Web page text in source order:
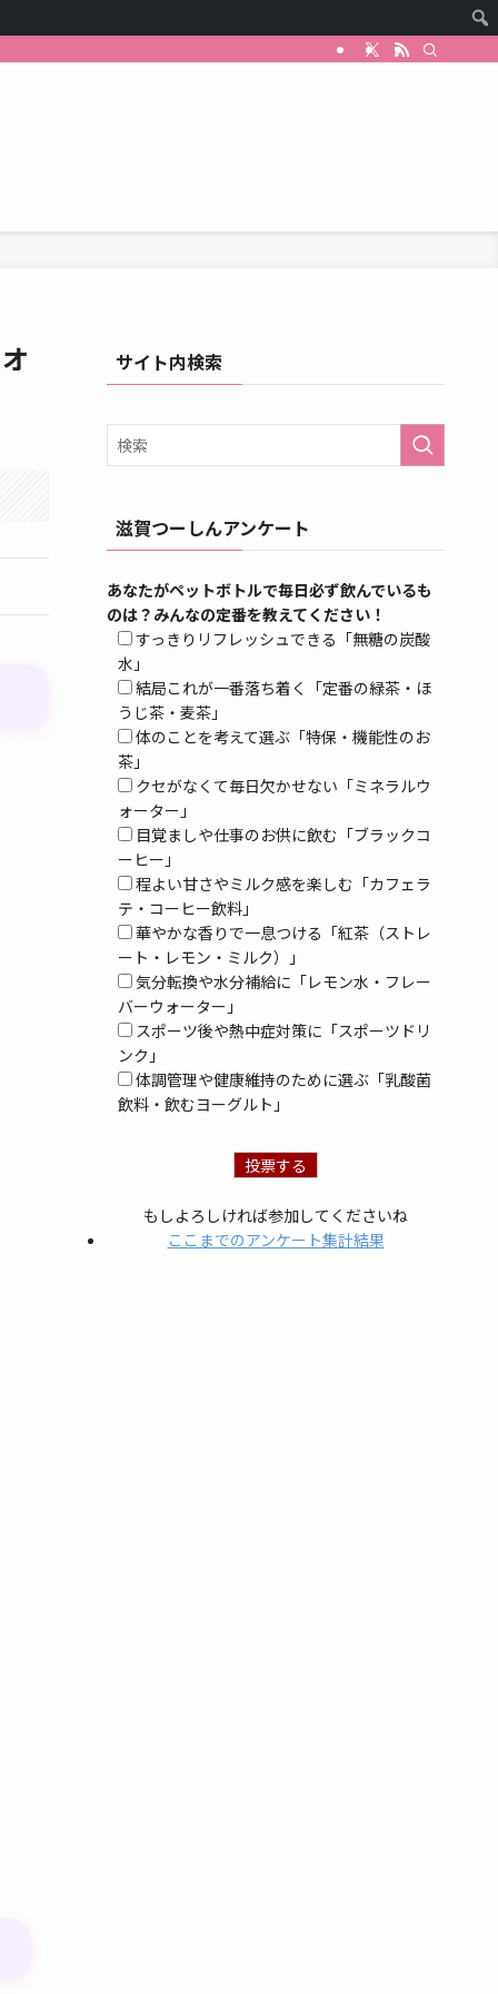
サイト内検索
滋賀つーしんアンケート
あなたがペットボトルで毎日必ず飲んでいるも
のは？みんなの定番を教えてください！
すっきりリフレッシュできる「無糖の炭酸
水」
結局これが一番落ち着く「定番の緑茶・ほ
うじ茶・麦茶」
体のことを考えて選ぶ「特保・機能性のお
茶」
クセがなくて毎日欠かせない「ミネラルウ
ォーター」
目覚ましや仕事のお供に飲む「ブラックコ
ーヒー」
程よい甘さやミルク感を楽しむ「カフェラ
テ・コーヒー飲料」
華やかな香りで一息つける「紅茶（ストレ
ート・レモン・ミルク）」
気分転換や水分補給に「レモン水・フレー
バーウォーター」
スポーツ後や熱中症対策に「スポーツドリ
ンク」
体調管理や健康維持のために選ぶ「乳酸菌
飲料・飲むヨーグルト」
もしよろしければ参加してくださいね
ここまでのアンケート集計結果